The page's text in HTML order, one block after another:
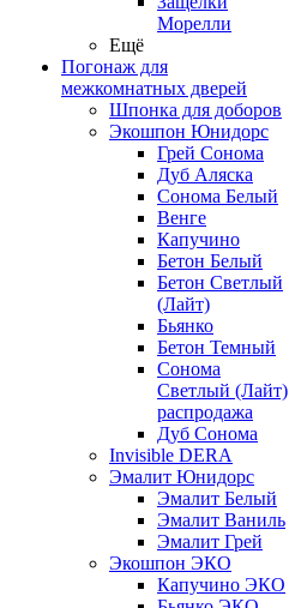
Морелли
Ещё
Погонаж для
межкомнатных дверей
Шпонка для доборов
Экошпон Юнидорс
Грей Сонома
Дуб Аляска
Сонома Белый
Венге
Капучино
Бетон Белый
Бетон Светлый
(Лайт)
Бьянко
Бетон Темный
Сонома
Светлый (Лайт)
распродажа
Дуб Сонома
Invisible DERA
Эмалит Юнидорс
Эмалит Белый
Эмалит Ваниль
Эмалит Грей
Экошпон ЭКО
Капучино ЭКО